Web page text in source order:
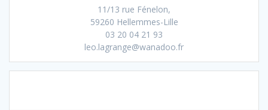
11/13 rue Fénelon,
59260 Hellemmes-Lille
03 20 04 21 93
leo.lagrange@wanadoo.fr